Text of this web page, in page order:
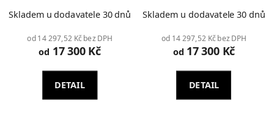
Skladem u dodavatele 30 dnů
od 14 297,52 Kč bez DPH
od 17 300 Kč
DETAIL
Skladem u dodavatele 30 dnů
od 14 297,52 Kč bez DPH
od 17 300 Kč
DETAIL